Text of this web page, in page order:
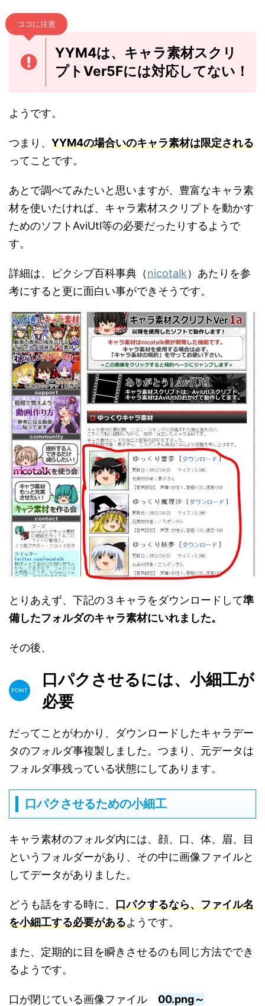
ココに注意
YYM4は、キャラ素材スクリ
プトVer5Fには対応してない！
ようです。
つまり、 YYM4の場合いのキャラ素材は限定される
ってことです。
あとで調べてみたいと思いますが、豊富なキャラ素
材を使いたければ、キャラ素材スクリプトを動かす
ためのソフトAviUtl等の必要だったりするようで
す。
詳細は、ピクシブ百科事典（nicotalk）あたりを参
考にすると更に面白い事ができそうです。
とりあえず、下記の３キャラをダウンロードして準
備したフォルダのキャラ素材にいれました。
その後、
口パクさせるには、小細工が
必要
だってことがわかり、ダウンロードしたキャラデー
タのフォルダ事複製しました。つまり、元データは
フォルダ事残っている状態にしてあります。
口パクさせるための小細工
キャラ素材のフォルダ内には、顔、口、体、眉、目
というフォルダーがあり、その中に画像ファイルと
してデータがありました。
どうも話をする時に、 口パクするなら、ファイル名
を小細工する必要があるようです。
また、定期的に目を瞬きさせるのも同じ方法ででき
るようです。
口が閉じている画像ファイル 00.png～